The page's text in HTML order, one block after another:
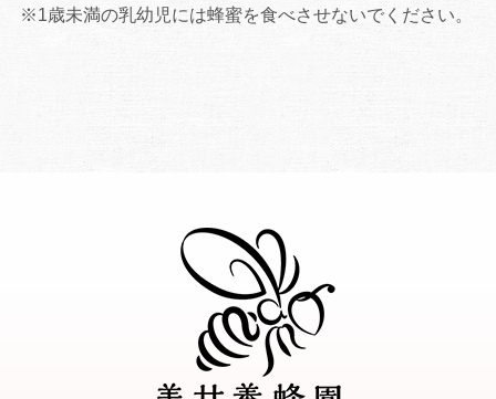
※1歳未満の乳幼児には蜂蜜を食べさせないでください。